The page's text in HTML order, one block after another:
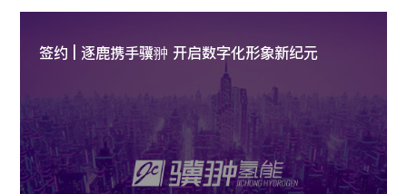
签约 | 逐鹿携手骥翀 开启数字化形象新纪元